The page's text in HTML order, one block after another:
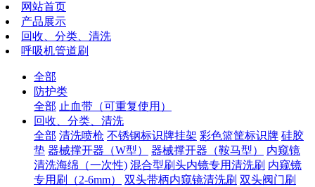
网站首页
产品展示
回收、分类、清洗
呼吸机管道刷
全部
防护类
全部 止血带（可重复使用）
回收、分类、清洗
全部 清洗喷枪 不锈钢标识牌挂架 彩色篮筐标识牌 硅胶
垫 器械撑开器（W型） 器械撑开器（鞍马型）
内窥镜
清洗海绵（一次性) 混合型刷头内镜专用清洗刷 内窥镜
专用刷（2-6mm）
双头带柄内窥镜清洗刷 双头阀门刷